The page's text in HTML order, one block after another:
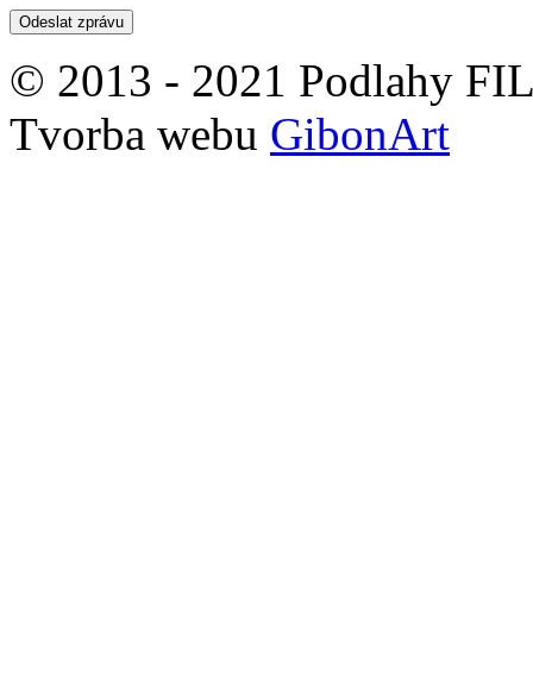
© 2013 - 2021 Podlahy
Tvorba webu GibonArt